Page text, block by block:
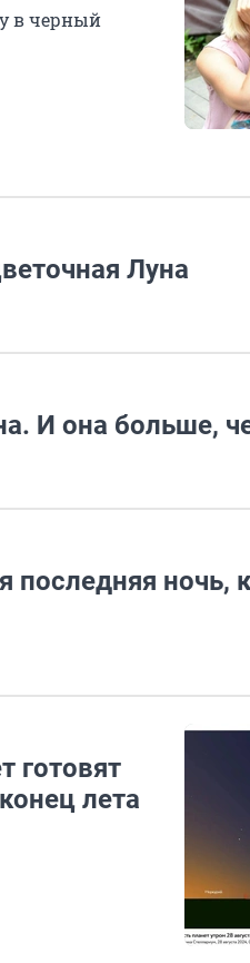
в черный
Луна
И она больше,
ночь,
готовят
лета